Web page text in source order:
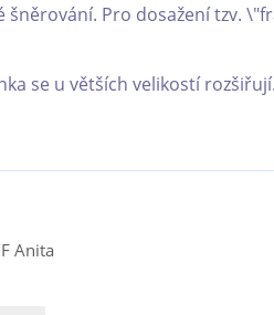
Pro dosažení tzv.
se u větších velikostí rozšiřují.
Anita